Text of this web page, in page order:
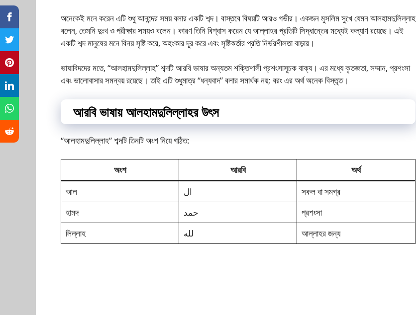
অনেকেই মনে করেন এটি শুধু আনন্দের সময় বলার একটি শব্দ। বাস্তবে বিষয়টি আরও গভীর। একজন মুসলিম সুখে যেমন আলহামদুলিল্লাহ
বলেন, তেমনি দুঃখ ও পরীক্ষার সময়ও বলেন। কারণ তিনি বিশ্বাস করেন যে আল্লাহর প্রতিটি সিদ্ধান্তের মধ্যেই কল্যাণ রয়েছে। এই
একটি শব্দ মানুষের মনে বিনয় সৃষ্টি করে, অহংকার দূর করে এবং সৃষ্টিকর্তার প্রতি নির্ভরশীলতা বাড়ায়।
ভাষাবিদদের মতে, “আলহামদুলিল্লাহ” শব্দটি আরবি ভাষার অন্যতম শক্তিশালী প্রশংসাসূচক বাক্য। এর মধ্যে কৃতজ্ঞতা, সম্মান, প্রশংসা
এবং ভালোবাসার সমন্বয় রয়েছে। তাই এটি শুধুমাত্র “ধন্যবাদ” বলার সমার্থক নয়; বরং এর অর্থ অনেক বিস্তৃত।
আরবি ভাষায় আলহামদুলিল্লাহর উৎস
“আলহামদুলিল্লাহ” শব্দটি তিনটি অংশ নিয়ে গঠিত:
অংশ আরবি
অর্থ
আল
ال
সকল বা সমগ্র
হামদ
حمد
প্রশংসা
লিল্লাহ
لله আল্লাহর জন্য